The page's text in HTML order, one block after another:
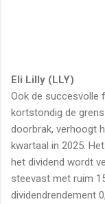
Eli Lilly (LLY)
Ook de succesvolle
kortstondig de
doorbrak, verhoogt
kwartaal in 2025.
het dividend wordt
steevast met ruim
dividendrendement